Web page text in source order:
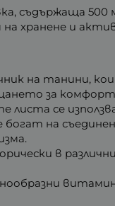
съдържаща
на хранене и
на танини,
за
се
на
в